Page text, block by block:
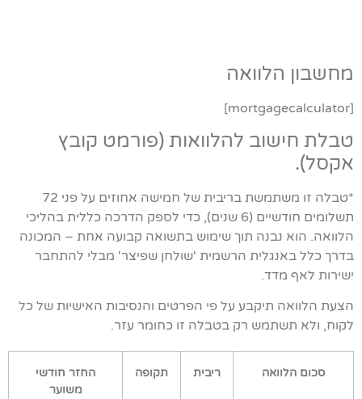
מחשבון הלוואה
[mortgagecalculator]
טבלת חישוב להלוואות (פורמט קובץ
אקסל).
*טבלה זו משתמשת בריבית של חמישה אחוזים על פני 72
תשלומים חודשיים (6 שנים), כדי לספק הדרכה כללית בהליכי
הלוואה. הוא נבנה תוך שימוש בתשואה קבועה אחת – המכונה
בדרך כלל באנגלית הרשמית 'שולחן שפיצר' מבלי להתחבר
ישירות לאף מדד.
הצעת הלוואה תיקבע על פי הפרטים והנסיבות האישיות של כל
לקוח, ולא תשתמש רק בטבלה זו כחומר עזר.
סכום הלוואה ריבית תקופה
החזר חודשי
משוער